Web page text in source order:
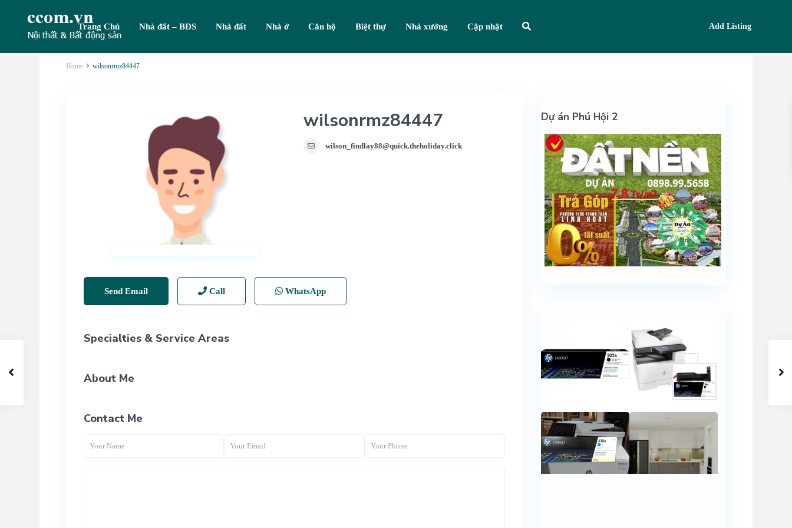
Add Listing
Trang Chủ Nhà đất – BĐS Nhà đất Nhà ở Căn hộ Biệt thự Nhà xưởng Cập nhật
Home wilsonrmz84447
wilsonrmz84447
wilson_findlay88@quick.theholiday.click
Send Email Call WhatsApp
Specialties & Service Areas
About Me
Contact Me
Dự án Phú Hội 2